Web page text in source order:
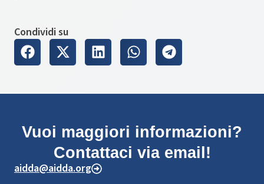
Condividi su
Vuoi maggiori informazioni?
Contattaci via email!
aidda@aidda.org